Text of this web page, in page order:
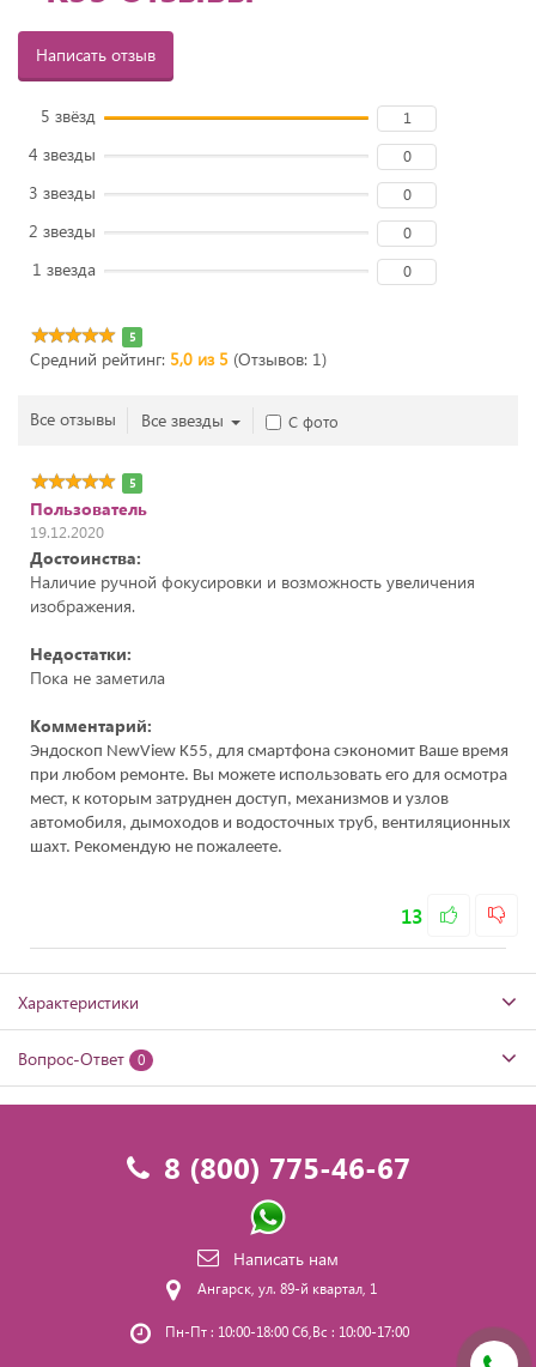
Написать отзыв
5 звёзд 1
4 звезды 0
3 звезды 0
2 звезды 0
1 звезда 0
5
Средний рейтинг: 5,0 из 5 (Отзывов: 1)
Все отзывы Все звезды С фото
5
Пользователь
19.12.2020
Достоинства:
Наличие ручной фокусировки и возможность увеличения
изображения.
Недостатки:
Пока не заметила
Комментарий:
Эндоскоп NewView K55, для смартфона сэкономит Ваше время
при любом ремонте. Вы можете использовать его для осмотра
мест, к которым затруднен доступ, механизмов и узлов
автомобиля, дымоходов и водосточных труб, вентиляционных
шахт. Рекомендую не пожалеете.
13
Характеристики
Вопрос-Ответ 0
8 (800) 775-46-67
Написать нам
Ангарск, ул. 89-й квартал, 1
Пн-Пт : 10:00-18:00 Сб,Вс : 10:00-17:00